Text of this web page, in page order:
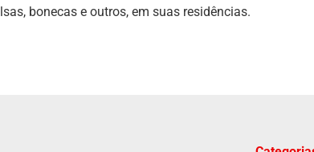
bonecas e outros, em suas residências.